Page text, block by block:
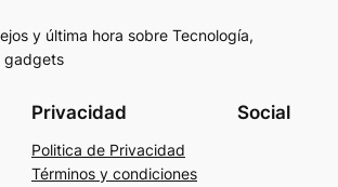
y última hora sobre Tecnología,
gadgets
Privacidad
Politica de Privacidad
Términos y condiciones
Social